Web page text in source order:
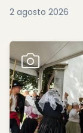
2 agosto 2026